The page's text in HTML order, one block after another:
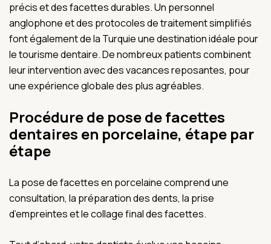
précis et des facettes durables. Un personnel
anglophone et des protocoles de traitement simplifiés
font également de la Turquie une destination idéale pour
le tourisme dentaire. De nombreux patients combinent
leur intervention avec des vacances reposantes, pour
une expérience globale des plus agréables.
Procédure de pose de facettes
dentaires en porcelaine, étape par
étape
La pose de facettes en porcelaine comprend une
consultation, la préparation des dents, la prise
d’empreintes et le collage final des facettes.